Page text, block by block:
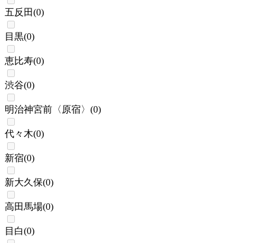
五反田(0)
目黒(0)
恵比寿(0)
渋谷(0)
明治神宮前〈原宿〉 (0)
代々木(0)
新宿(0)
新大久保(0)
高田馬場(0)
目白(0)